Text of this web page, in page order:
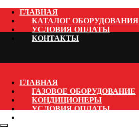
ГЛАВНАЯ
КАТАЛОГ ОБОРУДОВАНИЯ
УСЛОВИЯ ОПЛАТЫ
КОНТАКТЫ
ГЛАВНАЯ
ГАЗОВОЕ ОБОРУДОВАНИЕ
КОНДИЦИОНЕРЫ
УСЛОВИЯ ОПЛАТЫ